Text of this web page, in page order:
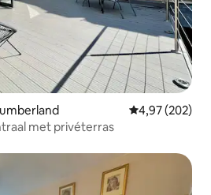
Gemiddelde
4,97 (202)
met privéterras